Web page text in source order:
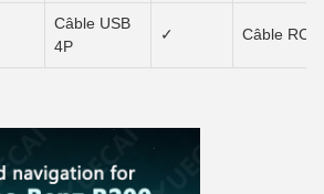
Câble USB
4P
✓ Câble RCA